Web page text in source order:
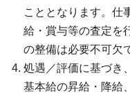
こととなります。仕
給・賞与等の査定を
の整備は必要不可欠
処遇／評価に基づき
基本給の昇給・降給